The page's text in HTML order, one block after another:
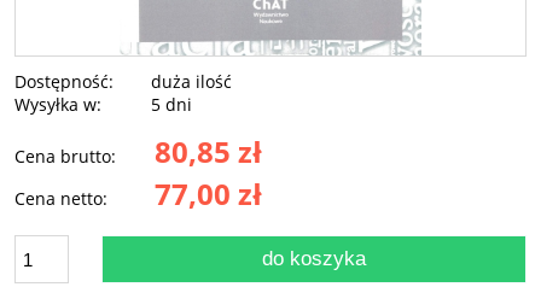
Dostępność:
duża ilość
Wysyłka w:
5 dni
Cena brutto: 80,85 zł
Cena netto: 77,00 zł
do koszyka